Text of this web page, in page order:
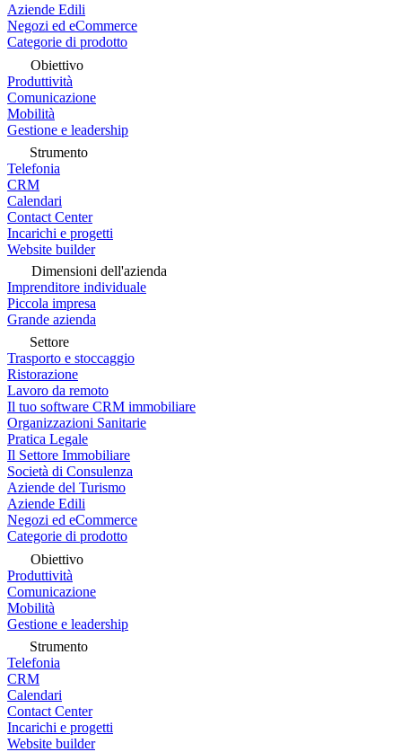
Aziende Edili
Negozi ed eCommerce
Categorie di prodotto
Obiettivo
Produttività
Comunicazione
Mobilità
Gestione e leadership
Strumento
Telefonia
CRM
Calendari
Contact Center
Incarichi e progetti
Website builder
Dimensioni dell'azienda
Imprenditore individuale
Piccola impresa
Grande azienda
Settore
Trasporto e stoccaggio
Ristorazione
Lavoro da remoto
Il tuo software CRM immobiliare
Organizzazioni Sanitarie
Pratica Legale
Il Settore Immobiliare
Società di Consulenza
Aziende del Turismo
Aziende Edili
Negozi ed eCommerce
Categorie di prodotto
Obiettivo
Produttività
Comunicazione
Mobilità
Gestione e leadership
Strumento
Telefonia
CRM
Calendari
Contact Center
Incarichi e progetti
Website builder